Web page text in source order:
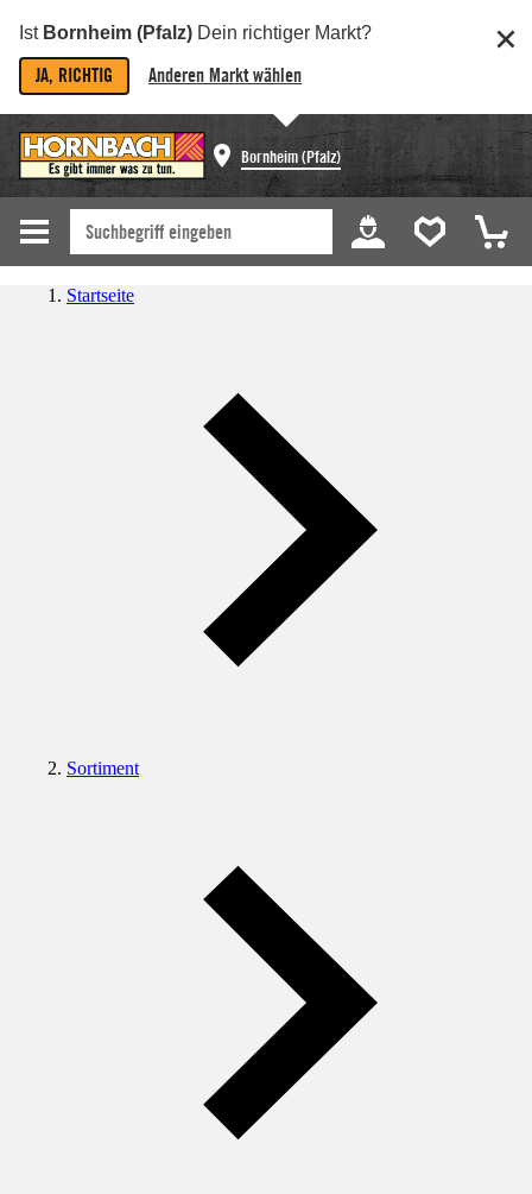
Ist Bornheim (Pfalz) Dein richtiger Markt?
JA, RICHTIG Anderen Markt wählen
Bornheim (Pfalz)
Startseite
Sortiment